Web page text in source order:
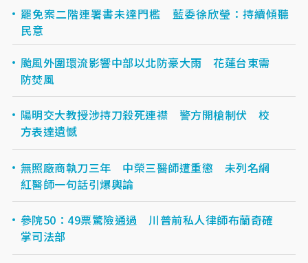
罷免案二階連署書未達門檻 藍委徐欣瑩：持續傾聽
民意
颱風外圍環流影響中部以北防豪大雨 花蓮台東需
防焚風
陽明交大教授涉持刀殺死連襟 警方開槍制伏 校
方表達遺憾
無照廠商執刀三年 中榮三醫師遭重懲 未列名網
紅醫師一句話引爆輿論
參院50：49票驚險通過 川普前私人律師布蘭奇確
掌司法部